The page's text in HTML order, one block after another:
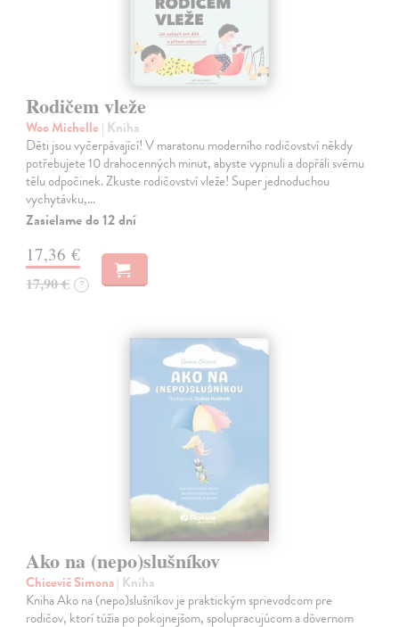
Rodičem vleže
Woo Michelle | Kniha
Děti jsou vyčerpávající! V maratonu moderního rodičovství někdy
potřebujete 10 drahocenných minut, abyste vypnuli a dopřáli svému
tělu odpočinek. Zkuste rodičovství vleže! Super jednoduchou
vychytávku,…
Zasielame do 12 dní
17,36 €
17,90 € ?
Ako na (nepo)slušníkov
Chicevič Simona| Kniha
Kniha Ako na (nepo)slušníkov je praktickým sprievodcom pre
rodičov, ktorí túžia po pokojnejšom, spolupracujúcom a dôvernom